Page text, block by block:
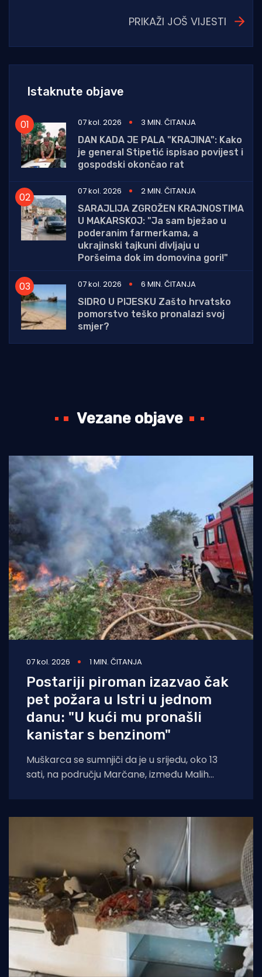
PRIKAŽI JOŠ VIJESTI
Istaknute objave
07 kol. 2026
3 MIN. ČITANJA
DAN KADA JE PALA "KRAJINA": Kako
je general Stipetić ispisao povijest i
gospodski okončao rat
07 kol. 2026
2 MIN. ČITANJA
SARAJLIJA ZGROŽEN KRAJNOSTIMA
U MAKARSKOJ: "Ja sam bježao u
poderanim farmerkama, a
ukrajinski tajkuni divljaju u
Poršeima dok im domovina gori!"
07 kol. 2026
6 MIN. ČITANJA
SIDRO U PIJESKU Zašto hrvatsko
pomorstvo teško pronalazi svoj
smjer?
Vezane objave
07 kol. 2026 1 MIN. ČITANJA
Postariji piroman izazvao čak
pet požara u Istri u jednom
danu: "U kući mu pronašli
kanistar s benzinom"
Muškarca se sumnjiči da je u srijedu, oko 13
sati, na području Marčane, između Malih